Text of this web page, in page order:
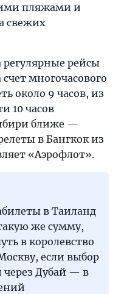
пляжами и
свежих
рейсы
многочасового
около 9 часов, из
10 часов
ближе —
в Бангкок из
«Аэрофлот».
в Таиланд
же сумму,
в королевство
если выбор
через Дубай — в